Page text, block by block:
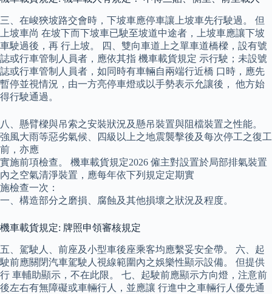
三、在峻狹坡路交會時，下坡車應停車讓上坡車先行駛過。 但
上坡車尚 在坡下而下坡車已駛至坡道中途者，上坡車應讓下坡
車駛過後，再 行上坡。 四、雙向車道上之單車道橋樑，設有號
誌或行車管制人員者，應依其指 機車載貨規定 示行駛；未設號
誌或行車管制人員者，如同時有車輛自兩端行近橋 口時，應先
暫停並視情況，由一方亮停車燈或以手勢表示允讓後， 他方始
得行駛通過。
八、懸臂樑與吊索之安裝狀況及懸吊裝置與阻檔裝置之性能。
強風大雨等惡劣氣候、四級以上之地震襲擊後及每次停工之復工
前，亦應
實施前項檢查。 機車載貨規定2026 僱主對設置於局部排氣裝置
內之空氣清淨裝置，應每年依下列規定定期實
施檢查一次：
一、構造部分之磨損、腐蝕及其他損壞之狀況及程度。
機車載貨規定: 牌照申領審核規定
五、駕駛人、前座及小型車後座乘客均應繫妥安全帶。 六、起
駛前應關閉汽車駕駛人視線範圍內之娛樂性顯示設備。 但提供
行 車輔助顯示，不在此限。 七、起駛前應顯示方向燈，注意前
後左右有無障礙或車輛行人，並應讓 行進中之車輛行人優先通